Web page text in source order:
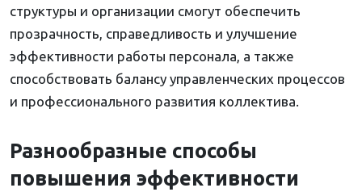
структуры и организации смогут обеспечить
прозрачность, справедливость и улучшение
эффективности работы персонала, а также
способствовать балансу управленческих процессов
и профессионального развития коллектива.
Разнообразные способы
повышения эффективности